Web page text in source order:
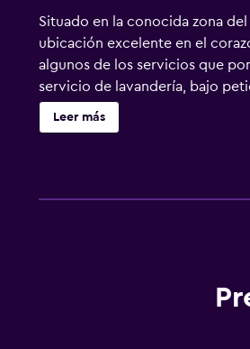
Situado en la conocida zona
ubicación excelente en el
algunos de los servicios que
servicio de lavandería, bajo
huéspedes que lo deseen
Además, se puede acceder a
Leer más